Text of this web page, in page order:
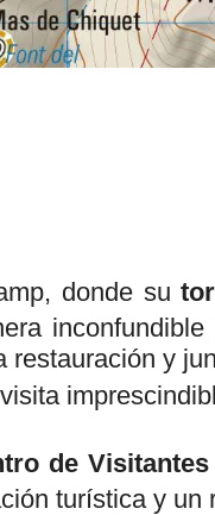
donde su
y
de Visitantes
turística y un